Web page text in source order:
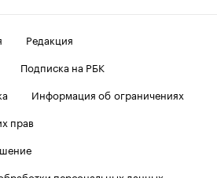
Редакция
Подписка на РБК
Информация об ограничениях
прав